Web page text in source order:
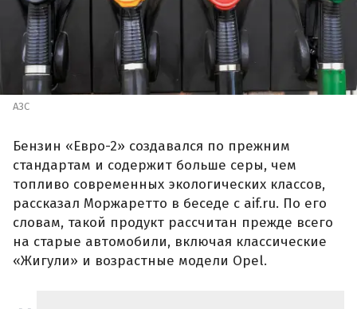
АЗС
Бензин «Евро-2» создавался по прежним
стандартам и содержит больше серы, чем
топливо современных экологических классов,
рассказал Моржаретто в беседе с aif.ru. По его
словам, такой продукт рассчитан прежде всего
на старые автомобили, включая классические
«Жигули» и возрастные модели Opel.